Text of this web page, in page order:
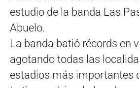
estudio de la banda Las
Abuelo.
La banda batió récords en
agotando todas las
estadios más importantes